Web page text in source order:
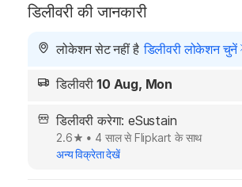
डिलीवरी की जानकारी
लोकेशन सेट नहीं है डिलीवरी लोकेशन चुनें
डिलीवरी 10 Aug, Mon
डिलीवरी करेगा: eSustain
2.6 • 4 साल से Flipkart के साथ
अन्य विक्रेता देखें